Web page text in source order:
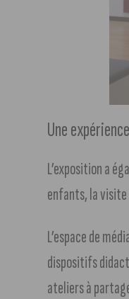
Une
L’exposition a
enfants, la
L’espace de
dispositifs
ateliers à